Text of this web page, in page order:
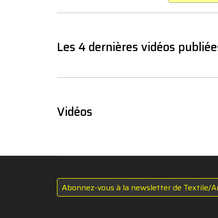
Les 4 dernières vidéos
Vidéos
Abonnez-vous à la newsletter de Textile/